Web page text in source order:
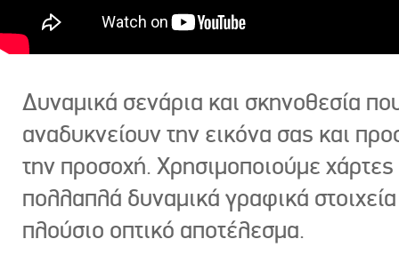
Δυναμικά σενάρια και σκηνοθεσία
αναδυκνείουν την εικόνα σας και
την προσοχή. Χρησιμοποιούμε χάρτες
πολλαπλά δυναμικά γραφικά στοιχεία
πλούσιο οπτικό αποτέλεσμα.